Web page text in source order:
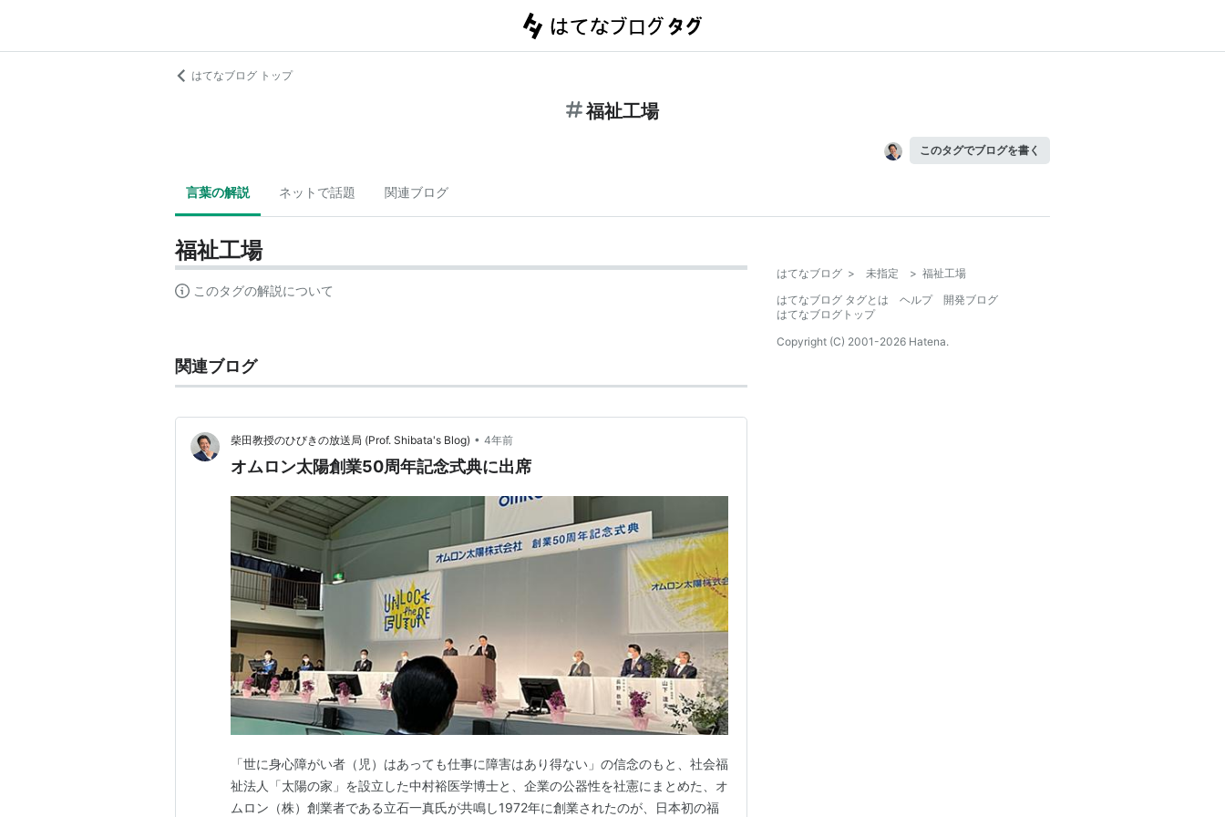
はてなブログ トップ
福祉工場
このタグでブログを書く
言葉の解説 ネットで話題 関連ブログ
福祉工場
このタグの解説について
関連ブログ
柴田教授のひびきの放送局 (Prof. Shibata's Blog) • 4年前
オムロン太陽創業50周年記念式典に出席
「世に身心障がい者（児）はあっても仕事に障害はあり得ない」の信念のもと、社会福
祉法人「太陽の家」を設立した中村裕医学博士と、企業の公器性を社憲にまとめた、オ
ムロン（株）創業者である立石一真氏が共鳴し1972年に創業されたのが、日本初の福
はてなブログ > 未指定 > 福祉工場
はてなブログ タグとは
ヘルプ
開発ブログ
はてなブログトップ
Copyright (C) 2001-2026 Hatena.